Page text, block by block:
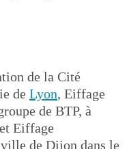
de la Cité
de Lyon, Eiffage
de BTP, à
Eiffage
de Dijon dans le